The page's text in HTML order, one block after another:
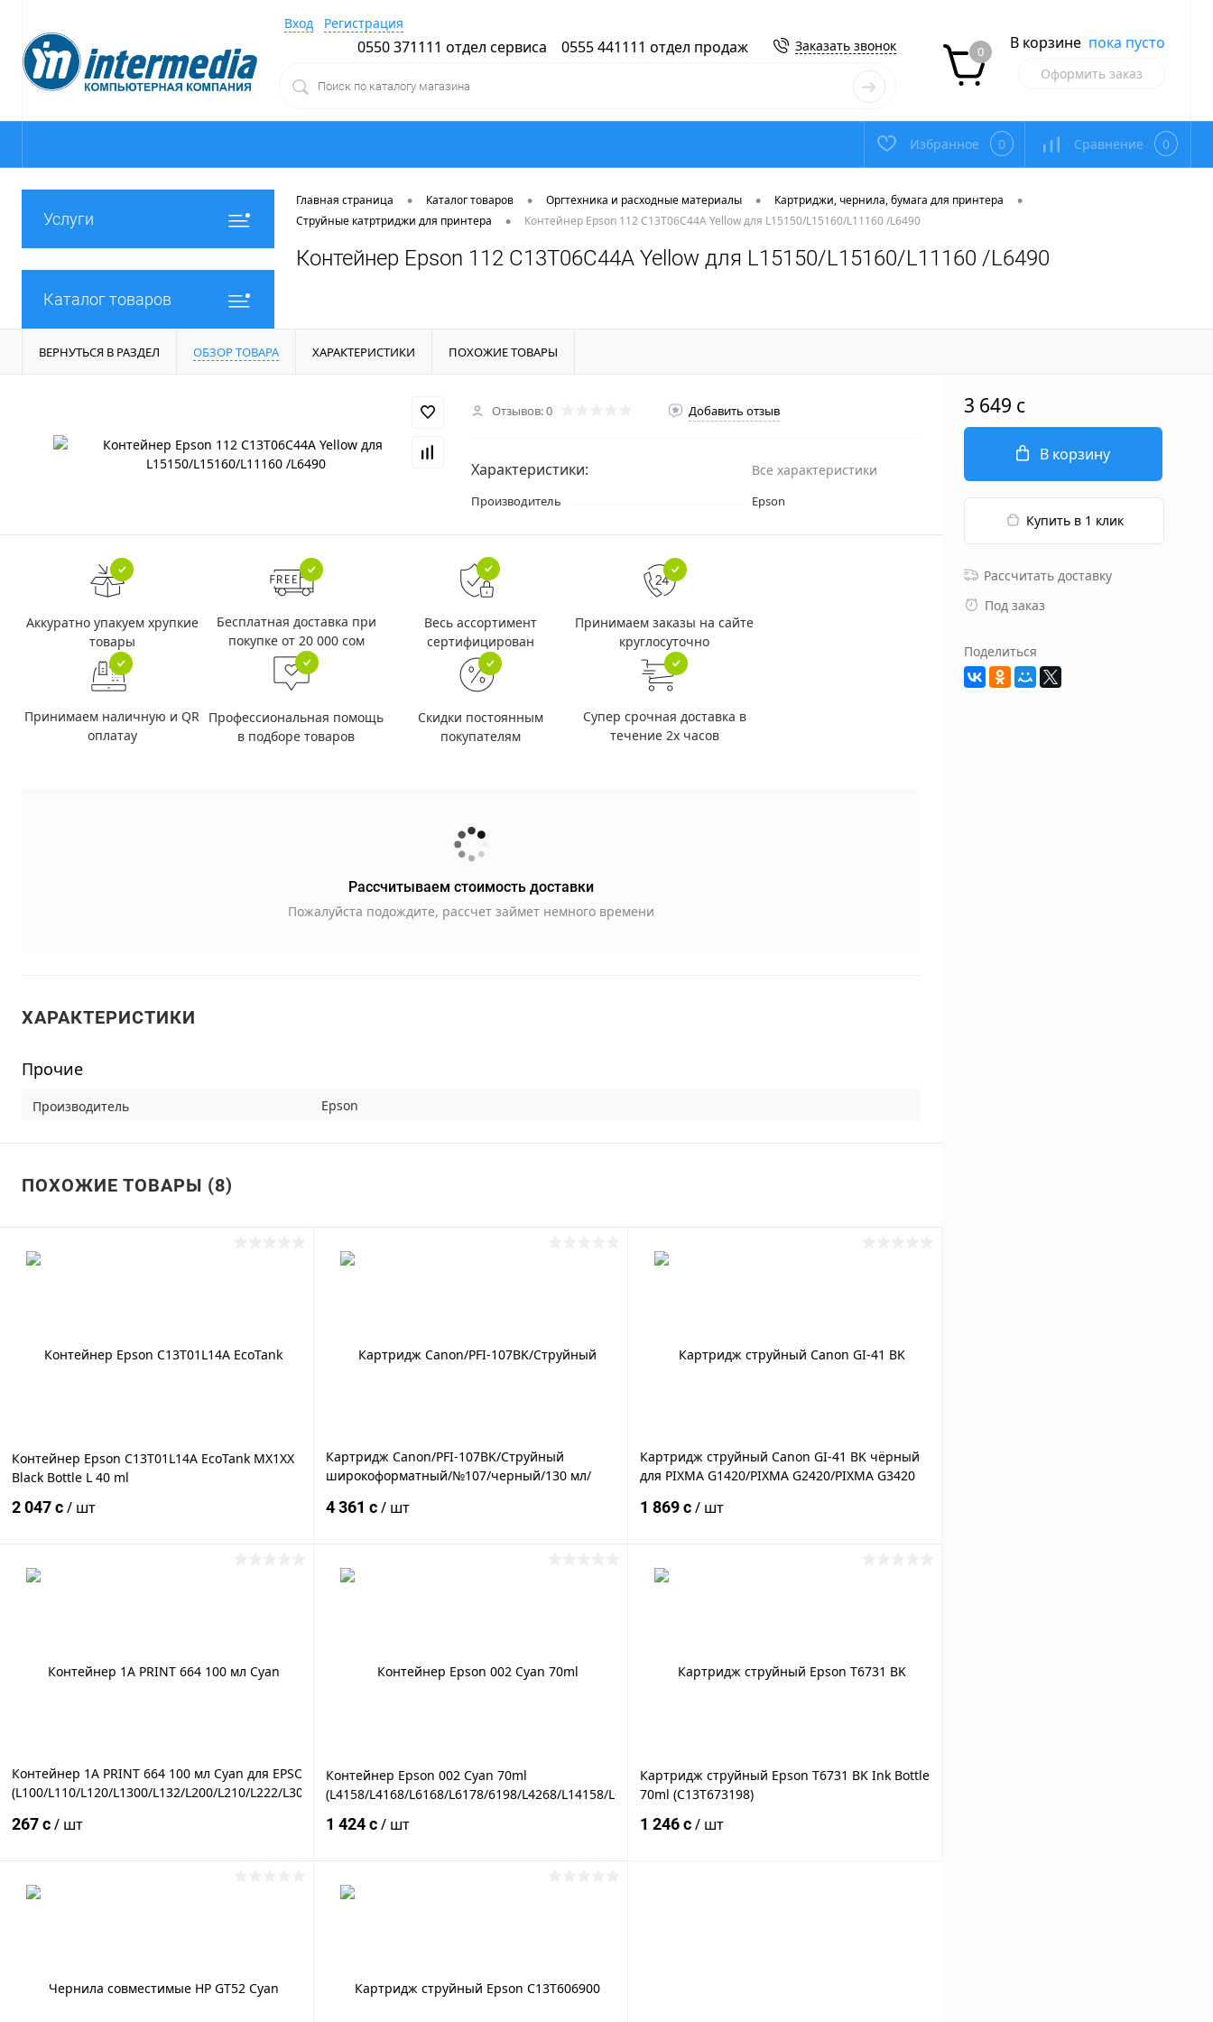
Вход Регистрация
0550 371111 отдел сервиса 0555 441111 отдел продаж Заказать звонок 0 В корзине пока пусто
Оформить заказ
Избранное 0 Сравнение 0
Услуги
Каталог товаров
Главная страница • Каталог товаров • Оргтехника и расходные материалы • Картриджи, чернила, бумага для принтера •
Струйные катртриджи для принтера • Контейнер Epson 112 C13T06C44A Yellow для L15150/L15160/L11160 /L6490
Контейнер Epson 112 C13T06C44A Yellow для L15150/L15160/L11160 /L6490
ВЕРНУТЬСЯ В РАЗДЕЛ ОБЗОР ТОВАРА ХАРАКТЕРИСТИКИ ПОХОЖИЕ ТОВАРЫ
Отзывов: 0 Добавить отзыв
Характеристики: Все характеристики
Производитель Epson
Аккуратно упакуем хрупкие
товары
Бесплатная доставка при
покупке от 20 000 сом
Весь ассортимент
сертифицирован
Принимаем заказы на сайте
круглосуточно
Принимаем наличную и QR
оплатау
Профессиональная помощь
в подборе товаров
Скидки постоянным
покупателям
Супер срочная доставка в
течение 2х часов
Рассчитываем стоимость доставки
Пожалуйста подождите, рассчет займет немного времени
ХАРАКТЕРИСТИКИ
Прочие
Производитель Epson
ПОХОЖИЕ ТОВАРЫ (8)
Контейнер Epson C13T01L14A EcoTank MX1XX
Black Bottle L 40 ml
2 047 c/ шт
Картридж Canon/PFI-107BK/Струйный
широкоформатный/№107/черный/130 мл/
Canon iPF670, Canon iPF770, Canon iPF780,
4 361 c/ шт
Картридж струйный Canon GI-41 BK чёрный
для PIXMA G1420/PIXMA G2420/PIXMA G3420
1 869 c/ шт
Контейнер 1A PRINT 664 100 мл Cyan для EPSON
(L100/L110/L120/L1300/L132/L200/L210/L222/L300/L312/L350/L355/L362/L366/L456/L550/L555/L566
267 c/ шт
Контейнер Epson 002 Cyan 70ml
(L4158/L4168/L6168/L6178/6198/L4268/L14158/L6268/L6279/L6298)
1 424 c/ шт
Картридж струйный Epson T6731 BK Ink Bottle
70ml (C13T673198)
1 246 c/ шт
3 649 c
В корзину
Купить в 1 клик
Рассчитать доставку
Под заказ
Поделиться